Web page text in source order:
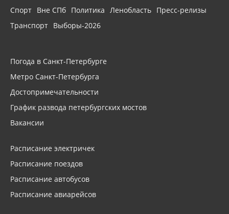
Спорт Вне СПб Политика Ленобласть Пресс-релизы
Транспорт Выборы-2026
Погода в Санкт-Петербурге
Метро Санкт-Петербурга
Достопримечательности
График развода петербургских мостов
Вакансии
Расписание электричек
Расписание поездов
Расписание автобусов
Расписание авиарейсов